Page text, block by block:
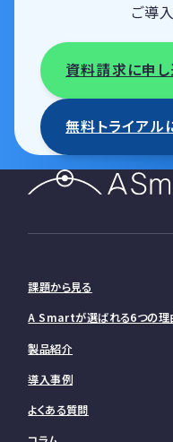
ご導
資料請求に申
無料トライアル
課題から見る
A Smartが選ばれる6つの理
製品紹介
導入事例
よくある質問